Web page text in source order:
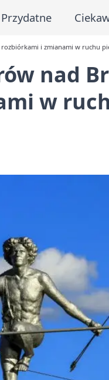
Przydatne
i zmianami w ruchu
nad
w